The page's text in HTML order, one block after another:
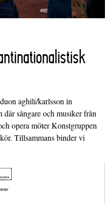
aghili/karlsson in
där sångare och musiker från
opera möter Konstgruppen
Tillsammans binder vi